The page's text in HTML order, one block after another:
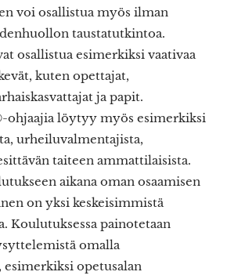
voi osallistua myös ilman
taustatutkintoa.
osallistua esimerkiksi vaativaa
kuten opettajat,
ja papit.
ohjaajia löytyy myös esimerkiksi
urheiluvalmentajista,
taiteen ammattilaisista.
aikana oman osaamisen
on yksi keskeisimmistä
Koulutuksessa painotetaan
omalla
esimerkiksi opetusalan